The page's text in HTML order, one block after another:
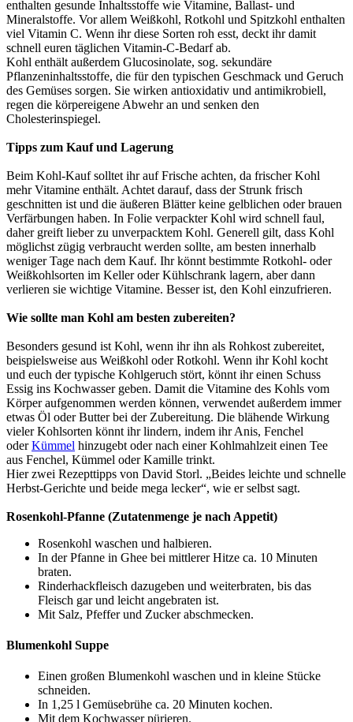
enthalten gesunde Inhaltsstoffe wie Vitamine, Ballast- und
Mineralstoffe. Vor allem Weißkohl, Rotkohl und Spitzkohl enthalten
viel Vitamin C. Wenn ihr diese Sorten roh esst, deckt ihr damit
schnell euren täglichen Vitamin-C-Bedarf ab.
Kohl enthält außerdem Glucosinolate, sog. sekundäre
Pflanzeninhaltsstoffe, die für den typischen Geschmack und Geruch
des Gemüses sorgen. Sie wirken antioxidativ und antimikrobiell,
regen die körpereigene Abwehr an und senken den
Cholesterinspiegel.
Tipps zum Kauf und Lagerung
Beim Kohl-Kauf solltet ihr auf Frische achten, da frischer Kohl
mehr Vitamine enthält. Achtet darauf, dass der Strunk frisch
geschnitten ist und die äußeren Blätter keine gelblichen oder brauen
Verfärbungen haben. In Folie verpackter Kohl wird schnell faul,
daher greift lieber zu unverpacktem Kohl. Generell gilt, dass Kohl
möglichst zügig verbraucht werden sollte, am besten innerhalb
weniger Tage nach dem Kauf. Ihr könnt bestimmte Rotkohl- oder
Weißkohlsorten im Keller oder Kühlschrank lagern, aber dann
verlieren sie wichtige Vitamine. Besser ist, den Kohl einzufrieren.
Wie sollte man Kohl am besten zubereiten?
Besonders gesund ist Kohl, wenn ihr ihn als Rohkost zubereitet,
beispielsweise aus Weißkohl oder Rotkohl. Wenn ihr Kohl kocht
und euch der typische Kohlgeruch stört, könnt ihr einen Schuss
Essig ins Kochwasser geben. Damit die Vitamine des Kohls vom
Körper aufgenommen werden können, verwendet außerdem immer
etwas Öl oder Butter bei der Zubereitung. Die blähende Wirkung
vieler Kohlsorten könnt ihr lindern, indem ihr Anis, Fenchel
oderKümmel hinzugebt oder nach einer Kohlmahlzeit einen Tee
aus Fenchel, Kümmel oder Kamille trinkt.
Hier zwei Rezepttipps von David Storl. „Beides leichte und schnelle
Herbst-Gerichte und beide mega lecker“, wie er selbst sagt.
Rosenkohl-Pfanne (Zutatenmenge je nach Appetit)
Rosenkohl waschen und halbieren.
In der Pfanne in Ghee bei mittlerer Hitze ca. 10 Minuten
braten.
Rinderhackfleisch dazugeben und weiterbraten, bis das
Fleisch gar und leicht angebraten ist.
Mit Salz, Pfeffer und Zucker abschmecken.
Blumenkohl Suppe
Einen großen Blumenkohl waschen und in kleine Stücke
schneiden.
In 1,25 l Gemüsebrühe ca. 20 Minuten kochen.
Mit dem Kochwasser pürieren.